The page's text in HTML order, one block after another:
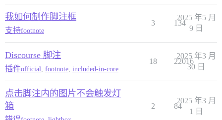
我如何制作脚注框
支持footnote
3 134
2025 年5 月
9 日
Discourse 脚注
插件official footnote included-in-core
18 22016
2025 年3 月
30 日
点击脚注内的图片不会触发灯
箱
2 84
2025 年3 月
1 日